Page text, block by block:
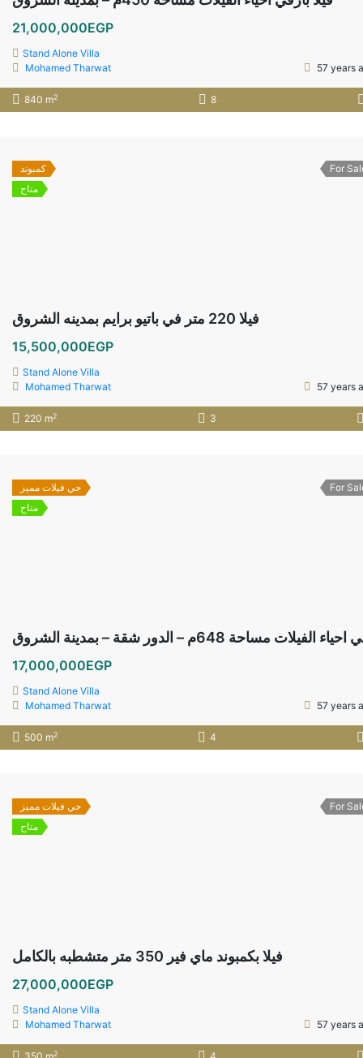
21,000,000EGP
Stand Alone Villa
Mohamed Tharwat
57 years
840 m2 8
كمبوند
متاح
For
فيلا 220 متر في باتيو برايم بمدينه الشروق
15,500,000EGP
Stand Alone Villa
Mohamed Tharwat
57 years
220 m2 3
حي فيلات مميز
متاح
For
17,000,000EGP
Stand Alone Villa
Mohamed Tharwat
57 years
500 m2 4
حي فيلات مميز
متاح
For
فيلا بكمبوند ماي فير 350 متر متشطبه بالكامل
27,000,000EGP
Stand Alone Villa
Mohamed Tharwat
57 years
2